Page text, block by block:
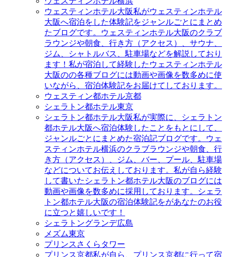
ウェスティンホテル大阪私がウェスティンホテル
大阪へ宿泊をした体験記をジャンルごとにまとめ
たブログです。ウェスティンホテル大阪のクラブ
ラウンジや朝食、行き方（アクセス）、サウナ、
ジム、シャトルバス、駐車場などを解説しており
ます！私が宿泊して経験したウェスティンホテル
大阪のの各種ブログには動画や画像を数多めに使
いながら、宿泊体験記をお届けてしております。
ウェスティン都ホテル京都
シェラトン都ホテル東京
シェラトン都ホテル大阪私が実際に、シェラトン
都ホテル大阪へ宿泊体験したことをもとにして、
ジャンルごとにまとめた宿泊記ブログです。ウェ
スティンホテル横浜のクラブラウンジや朝食、行
き方（アクセス）、ジム、バー、プール、駐車場
などについてお伝えしております。私が自ら経験
して書いたシェラトン都ホテル大阪のブログには
動画や画像を数多めに採用しております。シェラ
トン都ホテル大阪の宿泊体験記をがあなたのお役
に立つと嬉しいです！
シェラトングランデ広島
メズム東京
プリンスさくらタワー
プリンス京都私が自ら、プリンス京都に行って宿